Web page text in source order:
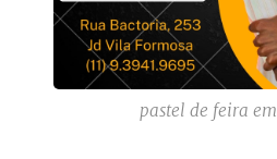
pastel de feira